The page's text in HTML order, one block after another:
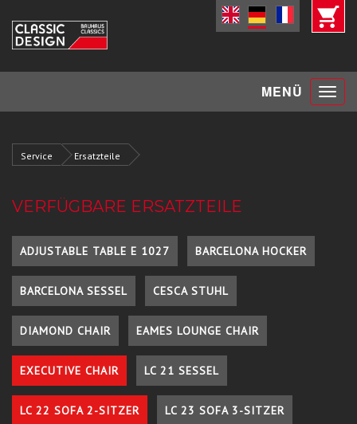
MENÜ Toggle
Service Ersatzteile
VERFÜGBARE ERSATZTEILE
ADJUSTABLE TABLE E 1027 BARCELONA HOCKER
BARCELONA SESSEL CESCA STUHL
DIAMOND CHAIR EAMES LOUNGE CHAIR
EXECUTIVE CHAIR LC 21 SESSEL
LC 22 SOFA 2-SITZER LC 23 SOFA 3-SITZER